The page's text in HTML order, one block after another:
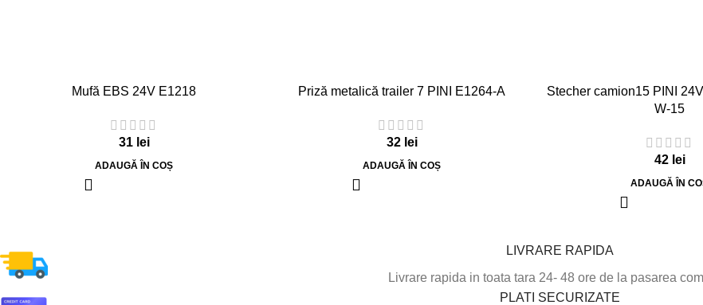
Mufă EBS 24V E1218
31 lei
ADAUGĂ ÎN COȘ
Priză metalică trailer 7 PINI E1264-A
32 lei
ADAUGĂ ÎN COȘ
Stecher camion15 PINI
W-15
42 lei
ADAUGĂ ÎN
LIVRARE RAPIDA
Livrare rapida in toata tara 24- 48 ore de la pasarea
PLATI SECURIZATE